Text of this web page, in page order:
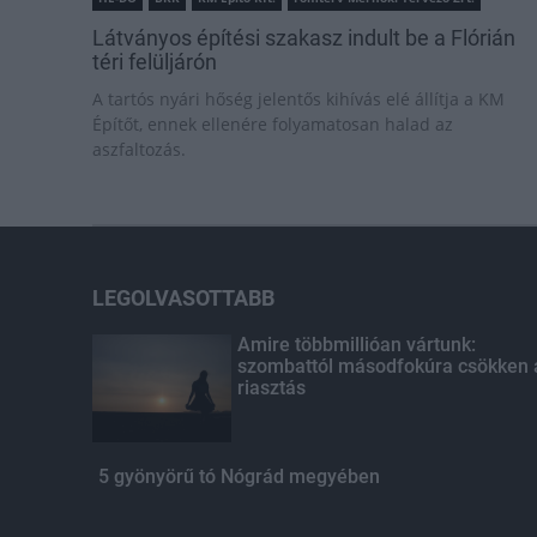
Látványos építési szakasz indult be a Flórián
téri felüljárón
A tartós nyári hőség jelentős kihívás elé állítja a KM
Építőt, ennek ellenére folyamatosan halad az
aszfaltozás.
LEGOLVASOTTABB
Amire többmillióan vártunk:
szombattól másodfokúra csökken
riasztás
5 gyönyörű tó Nógrád megyében